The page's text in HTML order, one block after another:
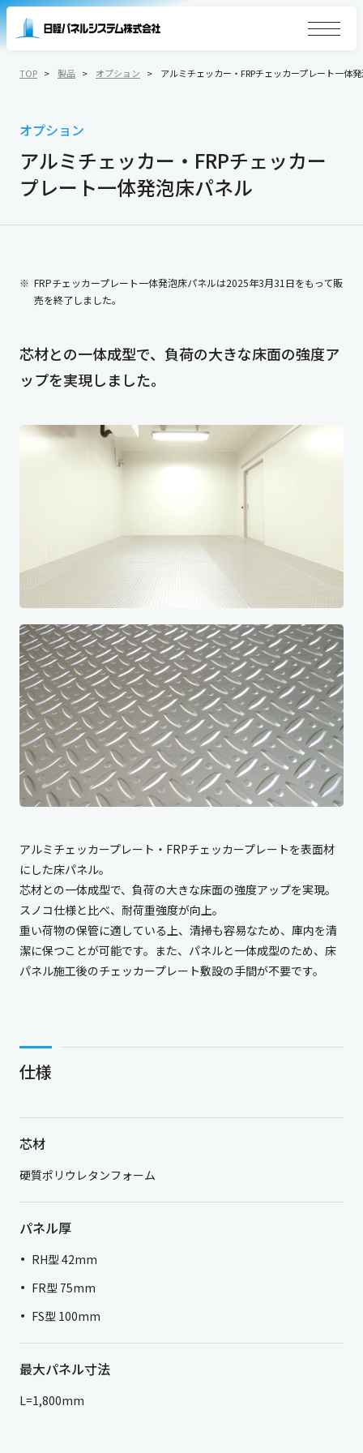
TOP 製品 オプション アルミチェッカー・FRPチェッカープレート一体
オプション
アルミチェッカー・FRPチェッカー
プレート一体発泡床パネル
FRPチェッカープレート一体発泡床パネルは2025年3月31日をもって販
売を終了しました。
芯材との一体成型で、負荷の大きな床面の強度ア
ップを実現しました。
アルミチェッカープレート・FRPチェッカープレートを表面材
にした床パネル。
芯材との一体成型で、負荷の大きな床面の強度アップを実現。
スノコ仕様と比べ、耐荷重強度が向上。
重い荷物の保管に適している上、清掃も容易なため、庫内を清
潔に保つことが可能です。また、パネルと一体成型のため、床
パネル施工後のチェッカープレート敷設の手間が不要です。
仕様
芯材
硬質ポリウレタンフォーム
パネル厚
RH型 42mm
FR型 75mm
FS型 100mm
最大パネル寸法
L=1,800mm